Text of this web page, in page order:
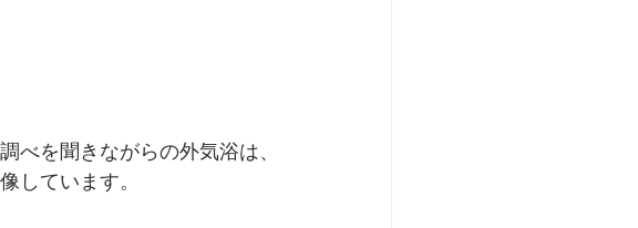
べを聞きながらの外気浴は、
しています。